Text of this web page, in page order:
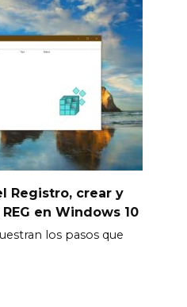
Registro, crear y
en Windows 10
los pasos que